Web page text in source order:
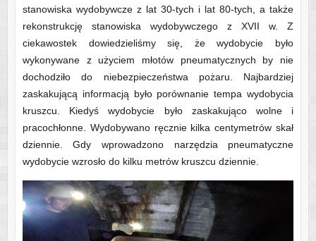
stanowiska wydobywcze z lat 30-tych i lat 80-tych, a także
rekonstrukcję stanowiska wydobywczego z XVII w. Z
ciekawostek dowiedzieliśmy się, że wydobycie było
wykonywane z użyciem młotów pneumatycznych by nie
dochodziło do niebezpieczeństwa pożaru. Najbardziej
zaskakującą informacją było porównanie tempa wydobycia
kruszcu. Kiedyś wydobycie było zaskakująco wolne i
pracochłonne. Wydobywano ręcznie kilka centymetrów skał
dziennie. Gdy wprowadzono narzędzia pneumatyczne
wydobycie wzrosło do kilku metrów kruszcu dziennie.